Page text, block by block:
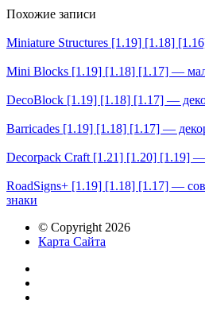
Похожие записи
Miniature Structures [1.19] [1.18]
Mini Blocks [1.19] [1.18] [1.17] —
DecoBlock [1.19] [1.18] [1.17] —
Barricades [1.19] [1.18] [1.17] —
Decorpack Craft [1.21] [1.20] [1.19]
RoadSigns+ [1.19] [1.18] [1.17] —
знаки
© Copyright 2026
Карта Сайта